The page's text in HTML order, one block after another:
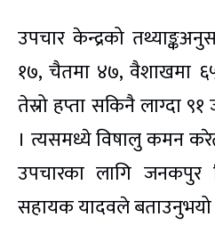
उपचार केन्द्रको
१७, चैतमा ४७, वैशाखमा
तेस्रो हप्ता सकिनै लाग्दा
। त्यसमध्ये विषालु कमन
उपचारका लागि जनकपुर
सहायक यादवले बताउनुभयो